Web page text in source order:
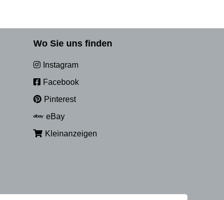
Wo Sie uns finden
Instagram
Facebook
Pinterest
eBay
Kleinanzeigen